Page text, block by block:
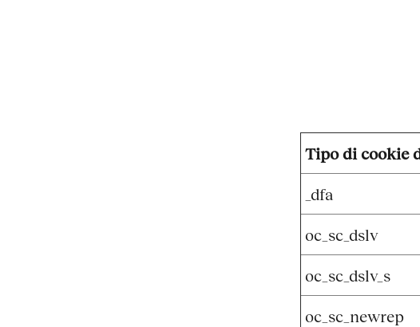
Tipo di cookie
_dfa
oc_sc_dslv
oc_sc_dslv_s
oc_sc_newrep